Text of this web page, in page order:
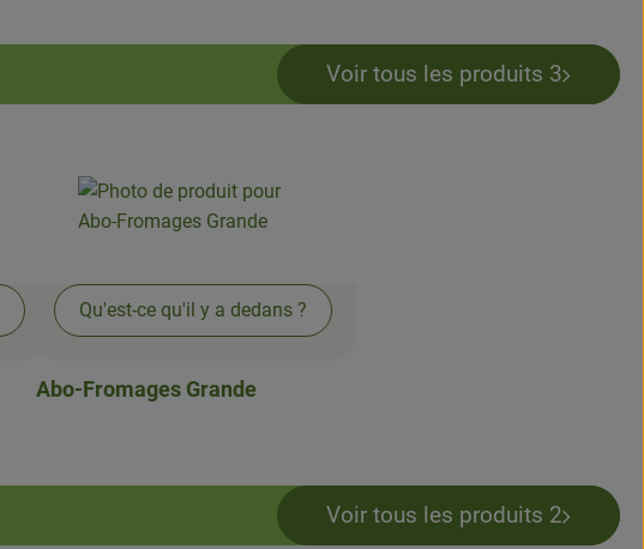
Voir tous les produits 3
Qu'est-ce qu'il y a dedans ?
Abo-Fromages Grande
Voir tous les produits 2